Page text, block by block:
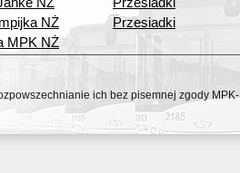
NŻ
Przesiadki
MPK NŻ
ich bez pisemnej zgody MPK-